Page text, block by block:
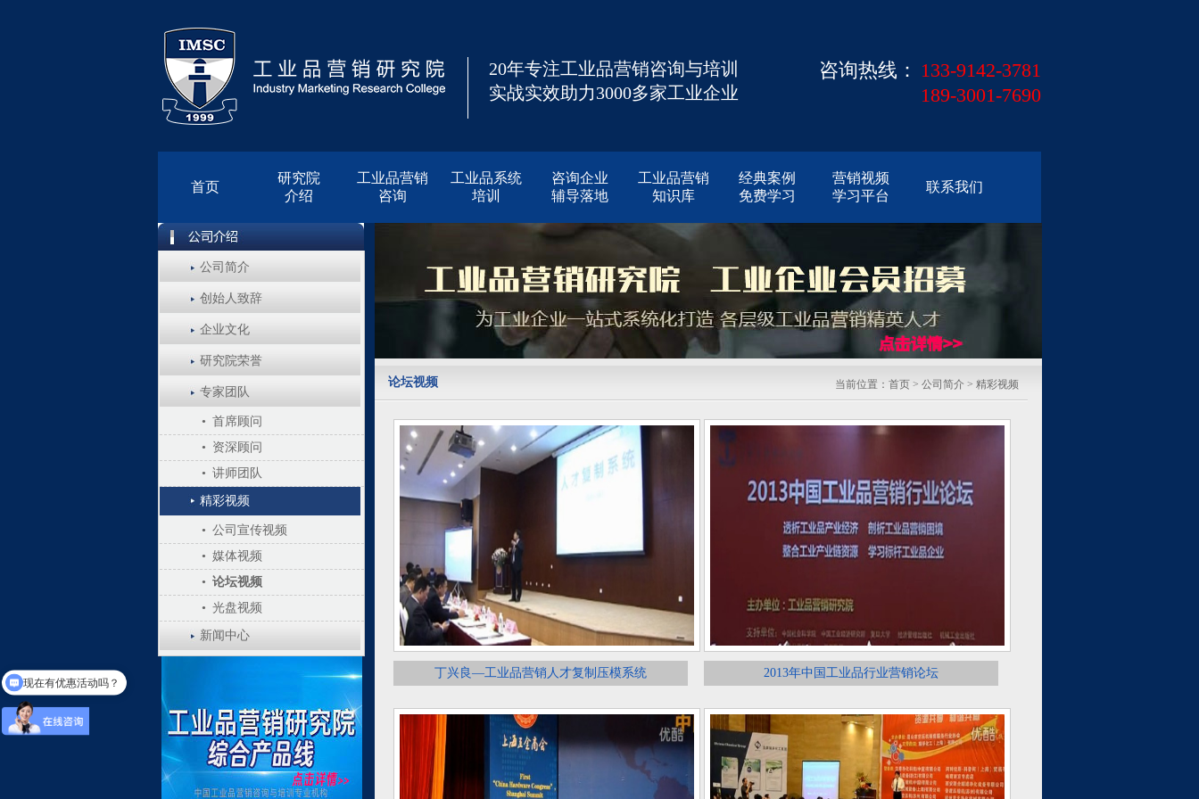
20年专注工业品营销咨询与培训
实战实效助力3000多家工业企业
咨询热线： 133-9142-3781
189-3001-7690
首页
研究院
介绍
工业品营销
咨询
工业品系统
培训
咨询企业
辅导落地
工业品营销
知识库
经典案例
免费学习
营销视频
学习平台
联系我们
公司简介
创始人致辞
企业文化
研究院荣誉
专家团队
• 首席顾问
• 资深顾问
• 讲师团队
精彩视频
• 公司宣传视频
• 媒体视频
• 论坛视频
• 光盘视频
新闻中心
论坛视频 当前位置： 首页 > 公司简介 > 精彩视频
丁兴良—工业品营销人才复制压模系统 2013年中国工业品行业营销论坛
现在有优惠活动吗？